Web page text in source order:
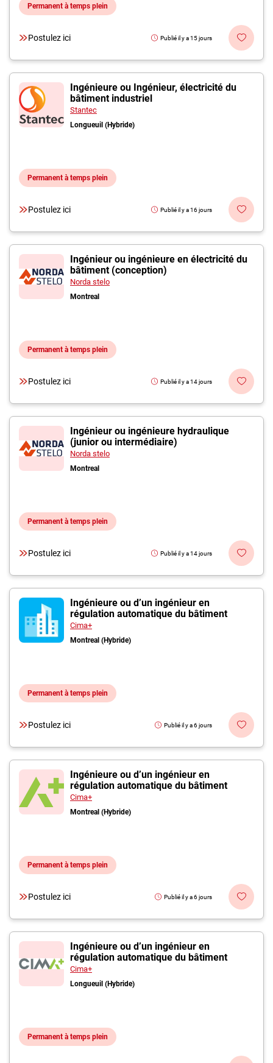
Permanent à temps plein
Postulez ici Publié il y a 15 jours
Ingénieure ou Ingénieur, électricité du
bâtiment industriel
Stantec
Longueuil (Hybride)
Permanent à temps plein
Postulez ici Publié il y a 16 jours
Ingénieur ou ingénieure en électricité du
bâtiment (conception)
Norda stelo
Montreal
Permanent à temps plein
Postulez ici Publié il y a 14 jours
Ingénieur ou ingénieure hydraulique
(junior ou intermédiaire)
Norda stelo
Montreal
Permanent à temps plein
Postulez ici Publié il y a 14 jours
Ingénieure ou d’un ingénieur en
régulation automatique du bâtiment
Cima+
Montreal (Hybride)
Permanent à temps plein
Postulez ici Publié il y a 6 jours
Ingénieure ou d’un ingénieur en
régulation automatique du bâtiment
Cima+
Montreal (Hybride)
Permanent à temps plein
Postulez ici Publié il y a 6 jours
Ingénieure ou d’un ingénieur en
régulation automatique du bâtiment
Cima+
Longueuil (Hybride)
Permanent à temps plein